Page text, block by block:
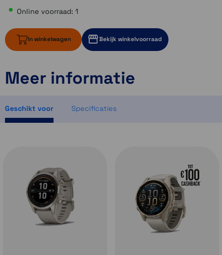
Online voorraad: 1
In winkelwagen Bekijk winkelvoorraad
1 op voorraad
Momenteel even niet op voorraad
Meer informatie
Geschikt voor Specificaties